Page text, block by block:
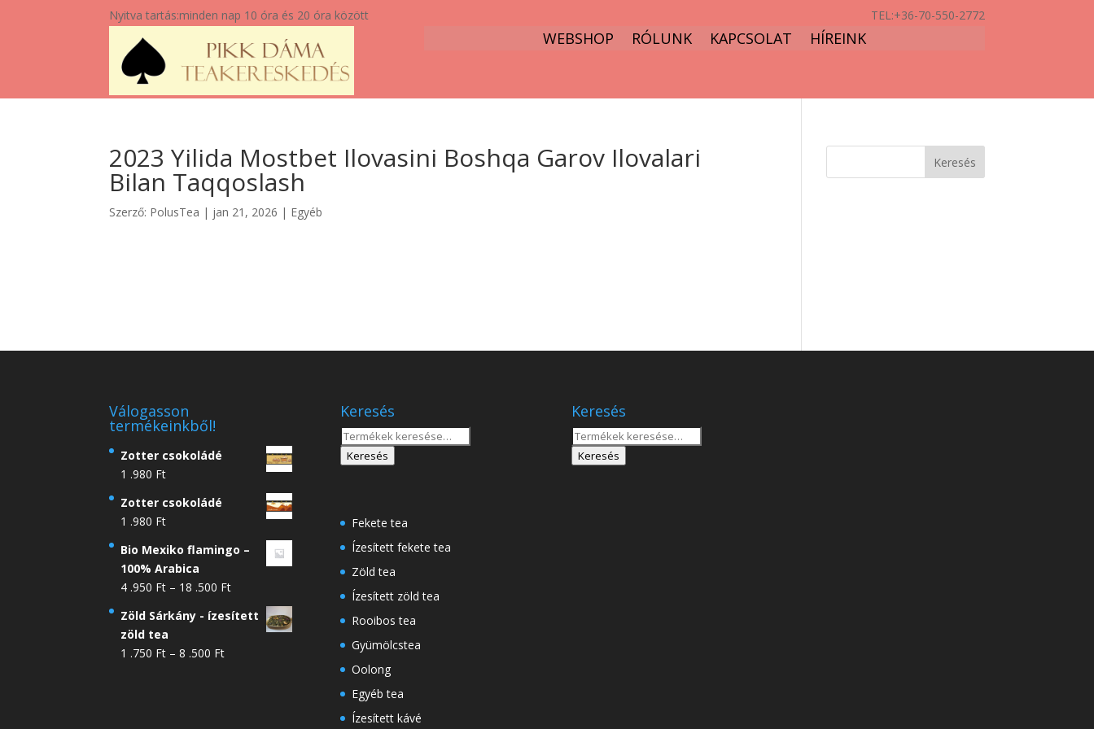
Nyitva tartás:minden nap 10 óra és 20 óra között TEL:+36-70-550-2772
WEBSHOP RÓLUNK KAPCSOLAT HÍREINK
2023 Yilida Mostbet Ilovasini Boshqa Garov Ilovalari
Bilan Taqqoslash
Szerző: PolusTea | jan 21, 2026 | Egyéb
Válogasson
termékeinkből!
Zotter csokoládé
1 .980 Ft
Zotter csokoládé
1 .980 Ft
Bio Mexiko flamingo –
100% Arabica
4 .950 Ft – 18 .500 FtÁrtartomány:
.950 Ft
Zöld Sárkány - ízesített
zöld tea
1 .750 Ft – 8 .500 FtÁrtartomány:
Keresés
Keresés
Keresés
Fekete tea
Ízesített fekete tea
Zöld tea
Ízesített zöld tea
Rooibos tea
Gyümölcstea
Oolong
Egyéb tea
Ízesített kávé
Keresés
Keresés
Keresés